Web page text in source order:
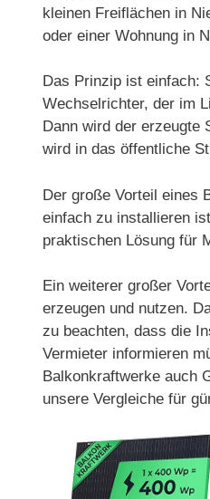
kleinen Freiflächen in
oder einer Wohnung in
Das Prinzip ist einfach:
Wechselrichter, der im
Dann wird der erzeugte
wird in das öffentliche
Der große Vorteil eines
einfach zu installieren
praktischen Lösung für
Ein weiterer großer
erzeugen und nutzen.
zu beachten, dass die
Vermieter informieren
Balkonkraftwerke auch
unsere Vergleiche für